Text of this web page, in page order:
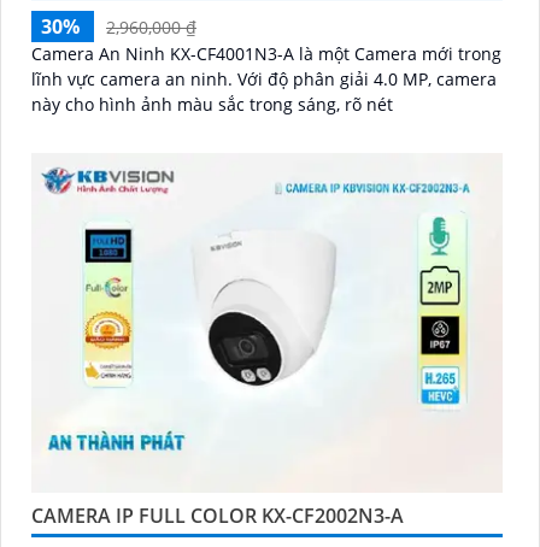
30%
2,960,000 ₫
Camera An Ninh KX-CF4001N3-A là một Camera mới trong
lĩnh vực camera an ninh. Với độ phân giải 4.0 MP, camera
này cho hình ảnh màu sắc trong sáng, rõ nét
CAMERA IP FULL COLOR KX-CF2002N3-A